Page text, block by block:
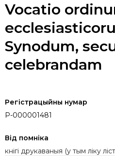
Vocatio
Synodum,
celebrandam
Регістрацыйны нумар
P-000001481
Від помніка
кнігі друкаваныя (у тым ліку